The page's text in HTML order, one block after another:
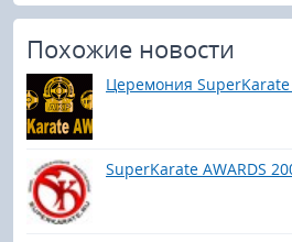
Похожие новости
Церемония SuperKarate
SuperKarate AWARDS